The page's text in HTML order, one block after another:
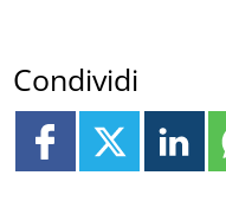
Condividi